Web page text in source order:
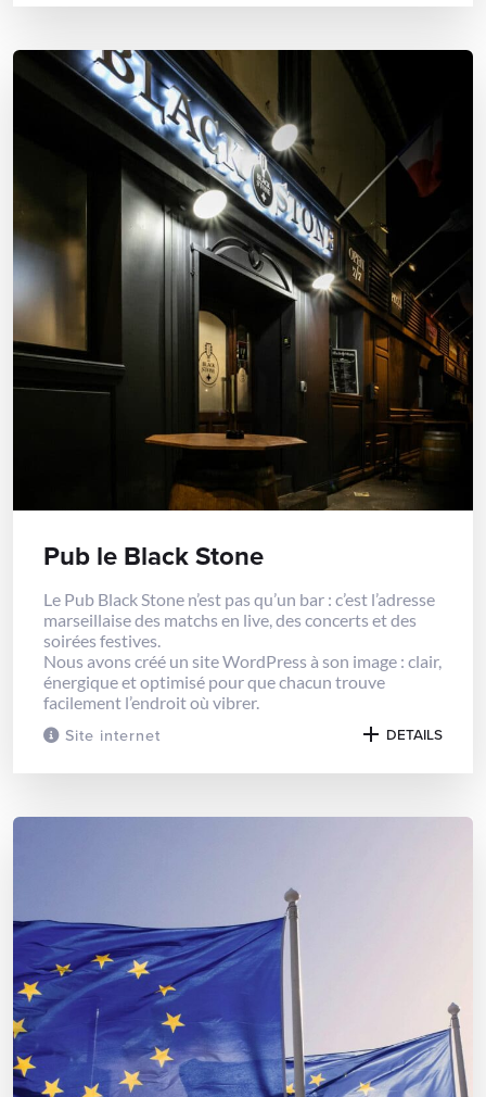
Site internet
Pub le Black Stone
Le Pub Black Stone n’est pas qu’un bar : c’est l’adresse
marseillaise des matchs en live, des concerts et des
soirées festives.
Nous avons créé un site WordPress à son image : clair,
énergique et optimisé pour que chacun trouve
facilement l’endroit où vibrer.
DETAILS